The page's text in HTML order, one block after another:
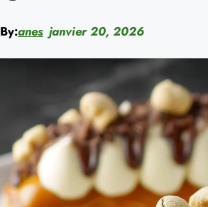
By:anes janvier 20, 2026